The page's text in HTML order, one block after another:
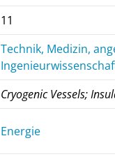
11
Technik, Medizin,
Cryogenic Vessels;
Energie